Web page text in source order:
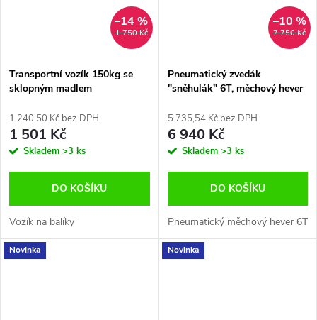
1 750 Kč
–14 %
Transportní vozík 150kg se
sklopným madlem
1 240,50 Kč bez DPH
1 501 Kč
Skladem >3 ks
DO KOŠÍKU
Vozík na balíky
7 750 Kč
–10 %
Pneumatický zvedák
"sněhulák" 6T, měchový hever
5 735,54 Kč bez DPH
6 940 Kč
Skladem >3 ks
DO KOŠÍKU
Pneumatický měchový hever 6T
Novinka Novinka